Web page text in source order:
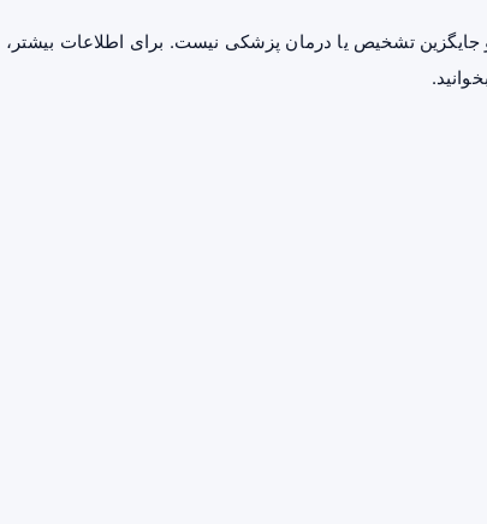
تشخیص یا درمان پزشکی نیست. برای اطلاعات بیشتر،